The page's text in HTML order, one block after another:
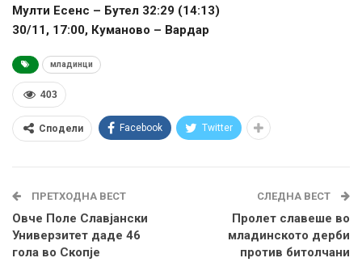
Мулти Есенс – Бутел 32:29 (14:13)
30/11, 17:00, Куманово – Вардар
младинци
403
Сподели Facebook Twitter
ПРЕТХОДНА ВЕСТ
Овче Поле Славјански
Универзитет даде 46
гола во Скопје
СЛЕДНА ВЕСТ
Пролет славеше во
младинското дерби
против битолчани